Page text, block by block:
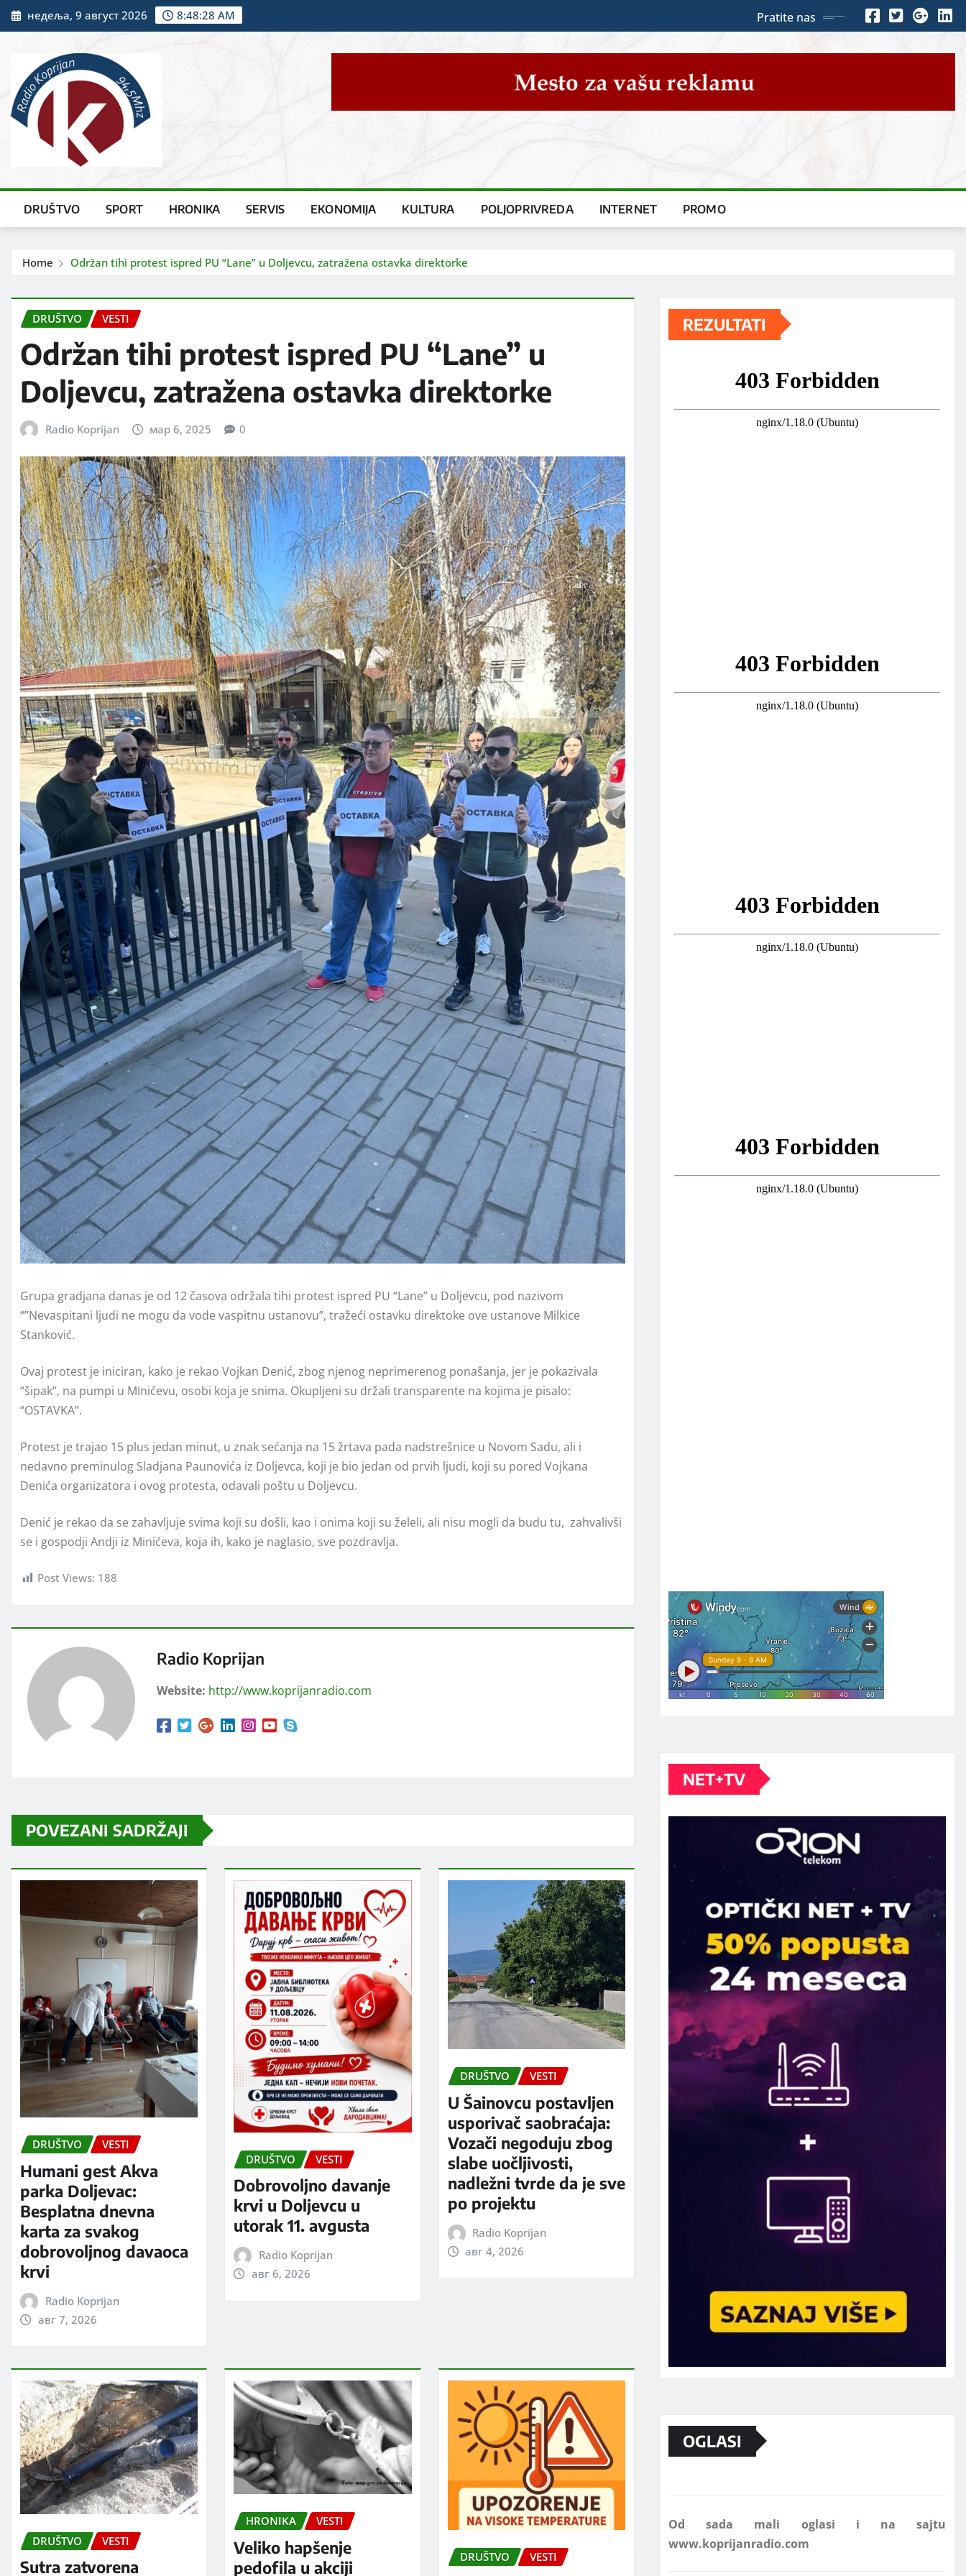
Skip
to
недеља, 9 август 2026 8:48:30 AM Pratite nas
DRUŠTVO SPORT HRONIKA SERVIS EKONOMIJA KULTURA POLJOPRIVREDA INTERNET PROMO
Home Održan tihi protest ispred PU “Lane” u Doljevcu, zatražena ostavka direktorke
DRUŠTVO VESTI
Održan tihi protest ispred PU “Lane” u
Doljevcu, zatražena ostavka direktorke
Radio Koprijan мар 6, 2025 0
Grupa gradjana danas je od 12 časova održala tihi protest ispred PU “Lane” u Doljevcu, pod nazivom
“”Nevaspitani ljudi ne mogu da vode vaspitnu ustanovu”, tražeći ostavku direktoke ove ustanove Milkice
Stanković.
Ovaj protest je iniciran, kako je rekao Vojkan Denić, zbog njenog neprimerenog ponašanja, jer je pokazivala
“šipak”, na pumpi u MInićevu, osobi koja je snima. Okupljeni su držali transparente na kojima je pisalo:
“OSTAVKA”.
Protest je trajao 15 plus jedan minut, u znak sećanja na 15 žrtava pada nadstrešnice u Novom Sadu, ali i
nedavno preminulog Sladjana Paunovića iz Doljevca, koji je bio jedan od prvih ljudi, koji su pored Vojkana
Denića organizatora i ovog protesta, odavali poštu u Doljevcu.
Denić je rekao da se zahavljuje svima koji su došli, kao i onima koji su želeli, ali nisu mogli da budu tu, zahvalivši
se i gospodji Andji iz Minićeva, koja ih, kako je naglasio, sve pozdravlja.
Post Views: 188
Radio Koprijan
Website: http://www.koprijanradio.com
POVEZANI SADRŽAJI
DRUŠTVO VESTI
Humani gest Akva
parka Doljevac:
Besplatna dnevna
karta za svakog
dobrovoljnog davaoca
krvi
Radio Koprijan
авг 7, 2026
DRUŠTVO VESTI
Dobrovoljno davanje
krvi u Doljevcu u
utorak 11. avgusta
Radio Koprijan
авг 6, 2026
DRUŠTVO VESTI
U Šainovcu postavljen
usporivač saobraćaja:
Vozači negoduju zbog
slabe uočljivosti,
nadležni tvrde da je sve
po projektu
Radio Koprijan
авг 4, 2026
DRUŠTVO VESTI
Sutra zatvorena
HRONIKA VESTI
Veliko hapšenje
pedofila u akciji
DRUŠTVO VESTI
REZULTATI
NET+TV
OGLASI
Marketing telefon 062 463 002